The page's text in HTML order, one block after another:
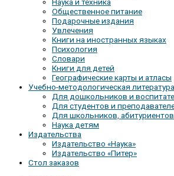
Общественное питание
Подарочные издания
Увлечения
Книги на иностранных языках
Психология
Словари
Книги для детей
Географические карты и атласы
Учебно-методологическая литература
Для дошкольников и
Для студентов и
Для школьников, абитуриентов
Наука детям
Издательства
Издательство «Наука»
Издательство «Питер»
Стол заказов